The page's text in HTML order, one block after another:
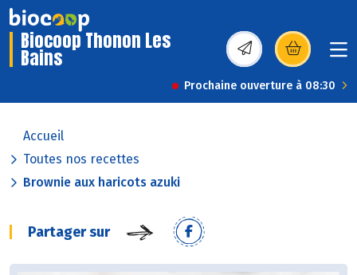
Biocoop Thonon Les
Bains (s’ouvre dans une
Prochaine ouverture à 08:30
Accueil
Toutes nos recettes
Brownie aux haricots azuki
Partager sur